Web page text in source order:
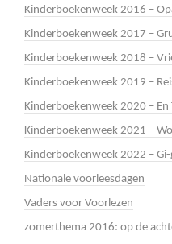
Kinderboekenweek 2016 –
Kinderboekenweek 2017 –
Kinderboekenweek 2018 –
Kinderboekenweek 2019 –
Kinderboekenweek 2020 – En
Kinderboekenweek 2021 –
Kinderboekenweek 2022 –
Nationale voorleesdagen
Vaders voor Voorlezen
zomerthema 2016: op de